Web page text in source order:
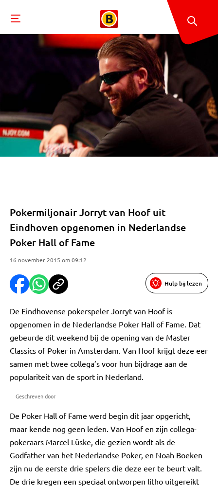
Pokermiljonair Jorryt van Hoof uit
Eindhoven opgenomen in Nederlandse
Poker Hall of Fame
16 november 2015 om 09:12
Hulp bij lezen
De Eindhovense pokerspeler Jorryt van Hoof is
opgenomen in de Nederlandse Poker Hall of Fame. Dat
gebeurde dit weekend bij de opening van de Master
Classics of Poker in Amsterdam. Van Hoof krijgt deze eer
samen met twee collega’s voor hun bijdrage aan de
populariteit van de sport in Nederland.
Geschreven door
De Poker Hall of Fame werd begin dit jaar opgericht,
maar kende nog geen leden. Van Hoof en zijn collega-
pokeraars Marcel Lüske, die gezien wordt als de
Godfather van het Nederlandse Poker, en Noah Boeken
zijn nu de eerste drie spelers die deze eer te beurt valt.
De drie kregen een speciaal ontworpen litho uitgereikt